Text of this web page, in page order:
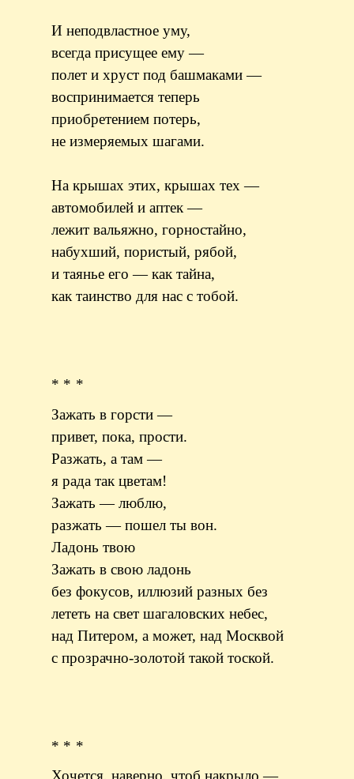
И неподвластное уму,
всегда присущее ему —
полет и хруст под башмаками —
воспринимается теперь
приобретением потерь,
не измеряемых шагами.
На крышах этих, крышах тех —
автомобилей и аптек —
лежит вальяжно, горностайно,
набухший, пористый, рябой,
и таянье его — как тайна,
как таинство для нас с тобой.
* * *
Зажать в горсти —
привет, пока, прости.
Разжать, а там —
я рада так цветам!
Зажать — люблю,
разжать — пошел ты вон.
Ладонь твою
Зажать в свою ладонь
без фокусов, иллюзий разных без
лететь на свет шагаловских небес,
над Питером, а может, над Москвой
с прозрачно-золотой такой тоской.
* * *
Хочется, наверно, чтоб накрыло —